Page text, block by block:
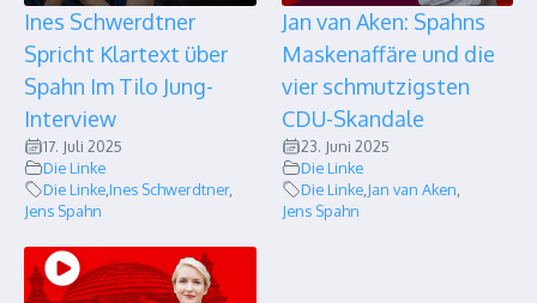
Ines Schwerdtner
Spricht Klartext über
Spahn Im Tilo Jung-
Interview
17. Juli 2025
Die Linke
Die LinkeInes Schwerdtner,
Jens Spahn
Jan van Aken: Spahns
Maskenaffäre und die
vier schmutzigsten
CDU-Skandale
23. Juni 2025
Die Linke
Die Linke, Jan van Aken
Jens Spahn